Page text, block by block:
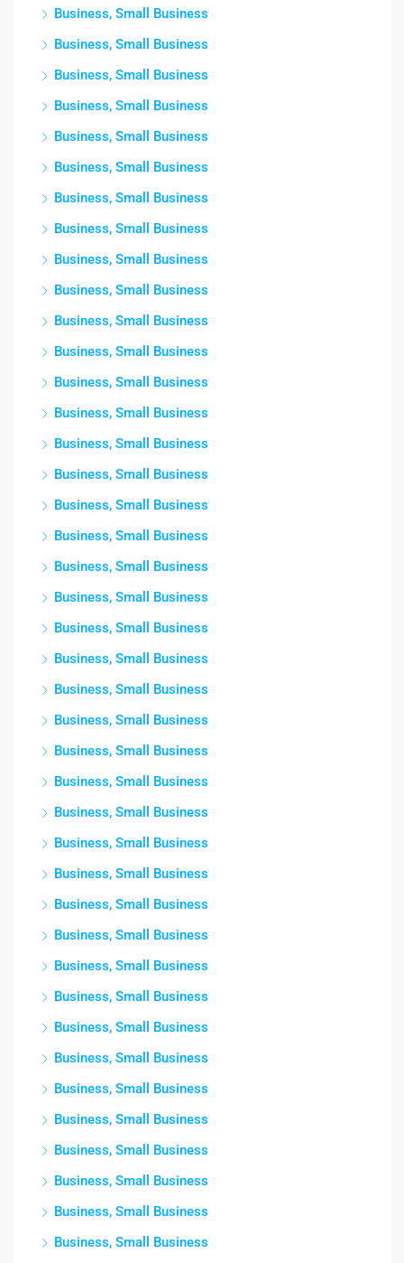
Business, Small Business
Business, Small Business
Business, Small Business
Business, Small Business
Business, Small Business
Business, Small Business
Business, Small Business
Business, Small Business
Business, Small Business
Business, Small Business
Business, Small Business
Business, Small Business
Business, Small Business
Business, Small Business
Business, Small Business
Business, Small Business
Business, Small Business
Business, Small Business
Business, Small Business
Business, Small Business
Business, Small Business
Business, Small Business
Business, Small Business
Business, Small Business
Business, Small Business
Business, Small Business
Business, Small Business
Business, Small Business
Business, Small Business
Business, Small Business
Business, Small Business
Business, Small Business
Business, Small Business
Business, Small Business
Business, Small Business
Business, Small Business
Business, Small Business
Business, Small Business
Business, Small Business
Business, Small Business
Business, Small Business